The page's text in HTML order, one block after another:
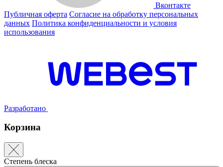
Вконтакте
Публичная оферта Согласие на обработку персональных
данных Политика конфиденциальности и условия
использования
Разработано
Корзина
Степень блеска